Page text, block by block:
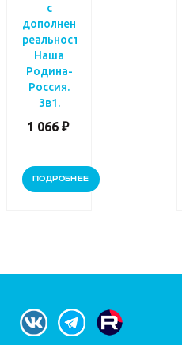
с
дополненной
реальностью.
Наша
Родина-
Россия.
3в1.
1 066 ₽
ПОДРОБНЕЕ